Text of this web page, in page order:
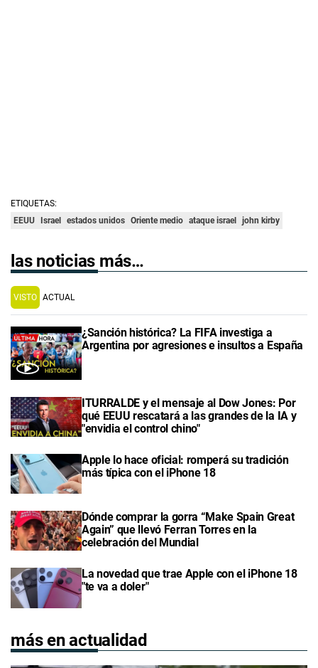
ETIQUETAS:
EEUU
Israel estados unidos Oriente medio ataque israel john kirby
las noticias más…
VISTO ACTUAL
¿Sanción histórica? La FIFA investiga a
Argentina por agresiones e insultos a España
ITURRALDE y el mensaje al Dow Jones: Por
qué EEUU rescatará a las grandes de la IA y
"envidia el control chino"
Apple lo hace oficial: romperá su tradición
más típica con el iPhone 18
Dónde comprar la gorra “Make Spain Great
Again” que llevó Ferran Torres en la
celebración del Mundial
La novedad que trae Apple con el iPhone 18
"te va a doler"
más en actualidad